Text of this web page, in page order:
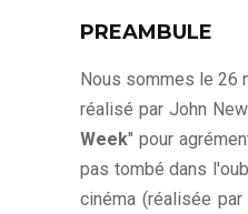
PREAMBULE
Nous sommes le 26
réalisé par John
Week" pour
pas tombé dans
cinéma (réalisée